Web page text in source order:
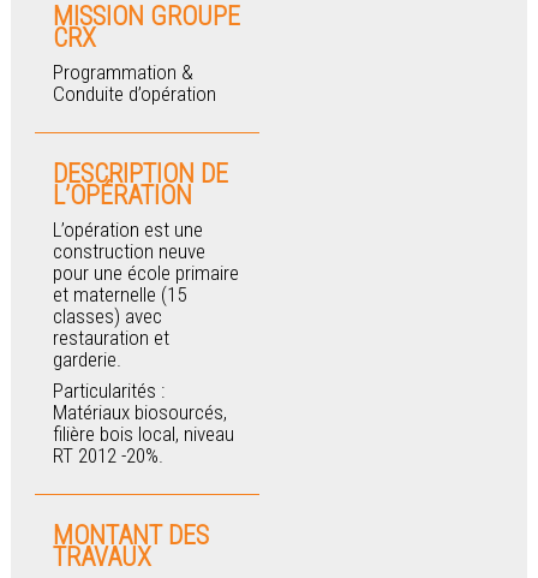
MISSION GROUPE
CRX
Programmation &
Conduite d’opération
DESCRIPTION DE
L’OPÉRATION
L’opération est une
construction neuve
pour une école primaire
et maternelle (15
classes) avec
restauration et
garderie.
Particularités :
Matériaux biosourcés,
filière bois local, niveau
RT 2012 -20%.
MONTANT DES
TRAVAUX